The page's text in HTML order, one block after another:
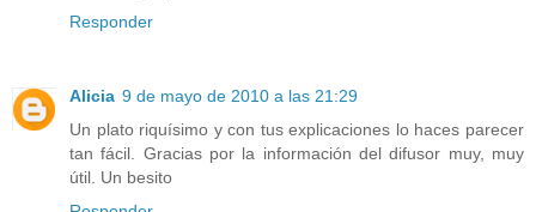
Responder
Alicia 9 de mayo de 2010 a las 21:29
Un plato riquísimo y con tus explicaciones lo haces parecer
tan fácil. Gracias por la información del difusor muy, muy
útil. Un besito